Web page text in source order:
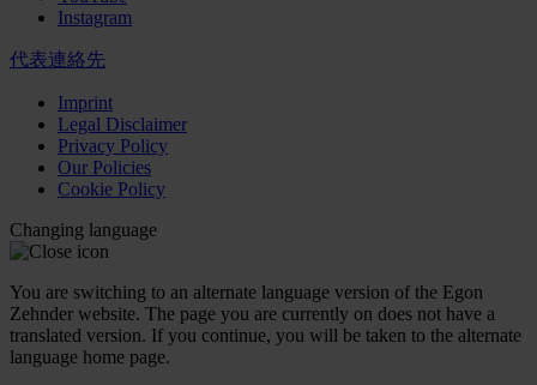
Instagram
代表連絡先
Imprint
Legal Disclaimer
Privacy Policy
Our Policies
Cookie Policy
Changing language
You are switching to an alternate language version of the Egon
Zehnder website. The page you are currently on does not have a
translated version. If you continue, you will be taken to the alternate
language home page.